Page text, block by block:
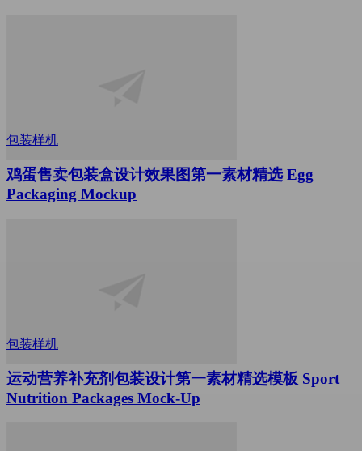
包装样机
鸡蛋售卖包装盒设计效果图第一素材精选 Egg
Packaging Mockup
包装样机
运动营养补充剂包装设计第一素材精选模板 Sport
Nutrition Packages Mock-Up